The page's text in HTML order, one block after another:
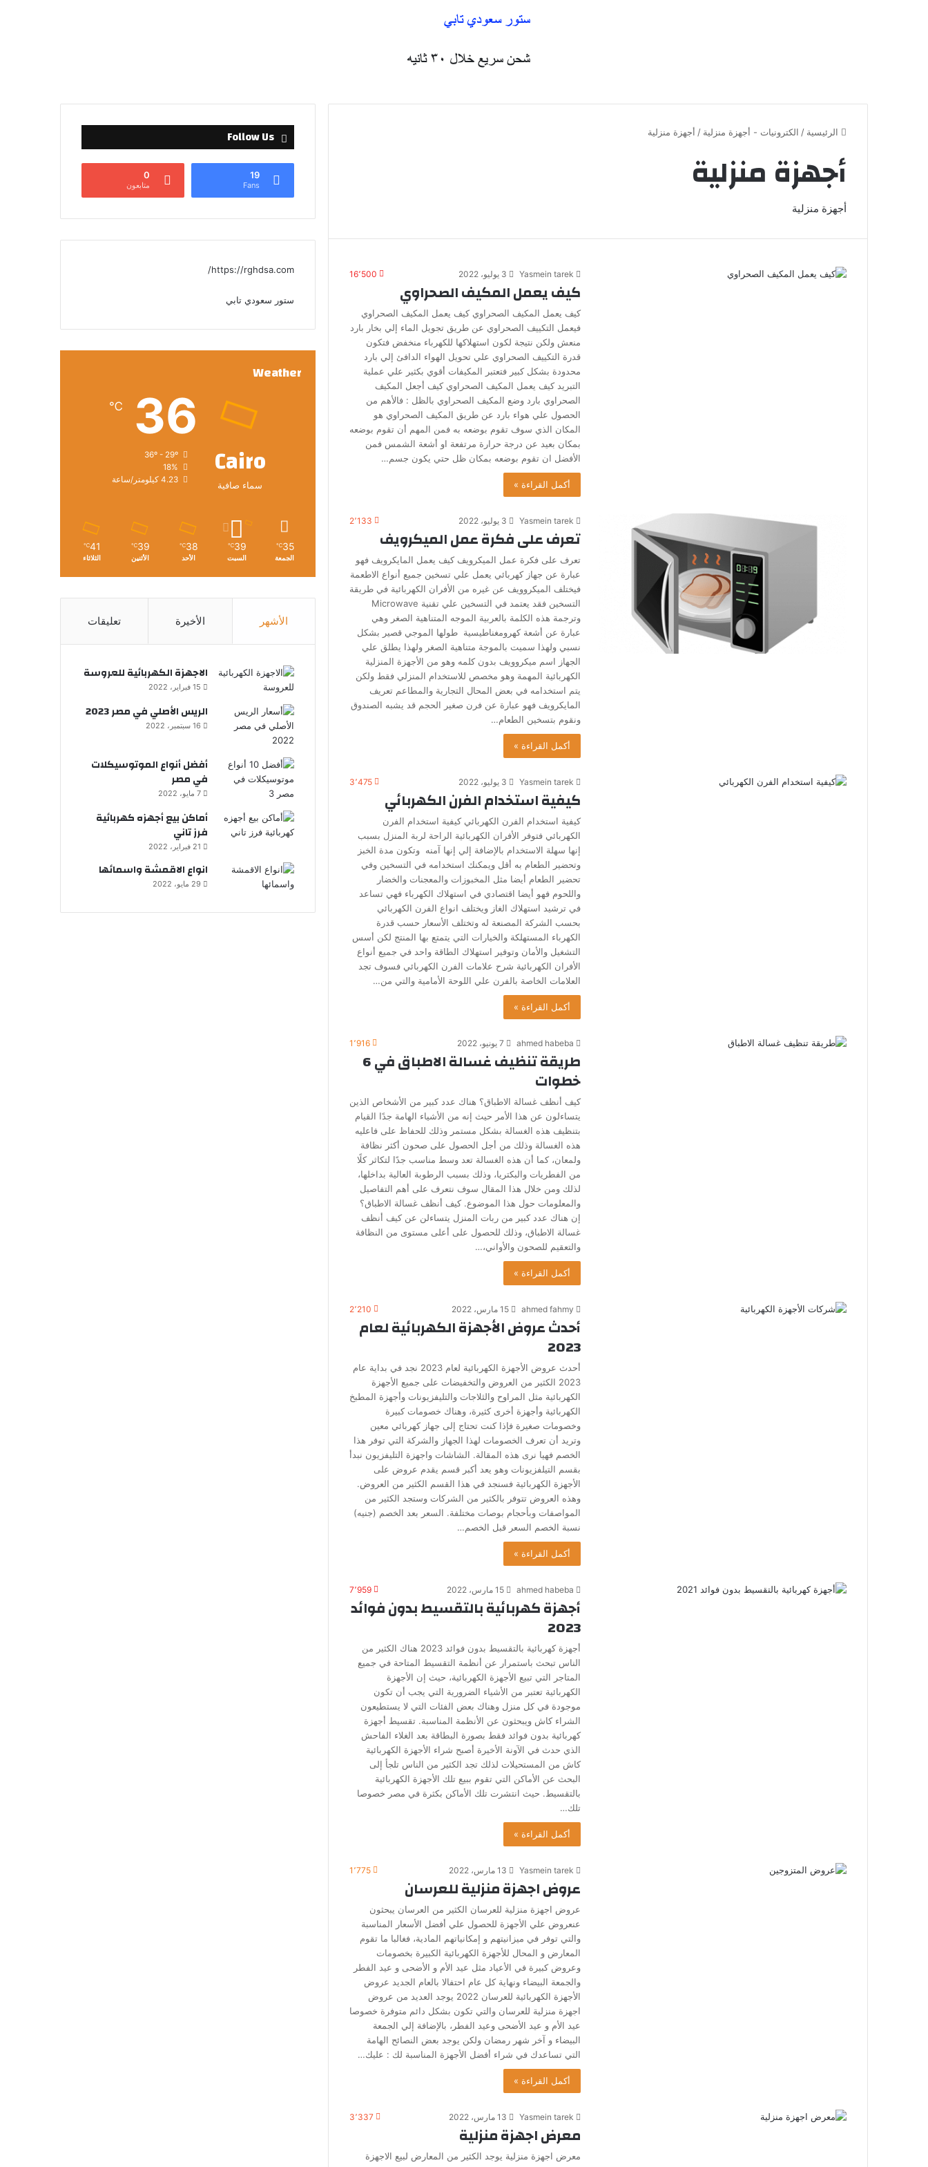
الرئيسية / الكترونيات - أجهزة منزلية / أجهزة منزلية
أجهزة منزلية
أجهزة منزلية
Yasmein tarek 3 يوليو، 2022 16٬500
كيف يعمل المكيف الصحراوي
كيف يعمل المكيف الصحراوي كيف يعمل المكيف الصحراوي
فيعمل التكييف الصحراوي عن طريق تجويل الماء إلي بخار بارد
منعش ولكن نتيجة لكون استهلاكها للكهرباء منخفض فتكون
قدرة التكييف الصحراوي علي تحويل الهواء الدافئ إلي بارد
محدودة بشكل كبير فتعتبر المكيفات أقوي بكثير علي عملية
التبريد كيف يعمل المكيف الصحراوي كيف أجعل المكيف
الصحراوي بارد وضع المكيف الصحراوي بالظل : فالأهم من
الحصول علي هواء بارد عن طريق المكيف الصحراوي هو
المكان الذي سوف تقوم بوضعه به فمن المهم أن تقوم بوضعه
بمكان بعيد عن درجة حرارة مرتفعة او أشعة الشمس فمن
الأفضل ان تقوم بوضعه بمكان ظل حتي يكون جسم…
أكمل القراءة »
Yasmein tarek 3 يوليو، 2022 2٬133
تعرف على فكرة عمل الميكرويف
تعرف على فكرة عمل الميكرويف كيف يعمل المايكرويف فهو
عبارة عن جهاز كهربائي يعمل علي تسخين جميع أنواع الاطعمة
فيختلف الميكروويف عن غيره من الأفران الكهربائية في طريقة
وترجمة هذه الكلمة بالعربية الموجه المتناهية الصغر وهي
عبارة عن أشعة كهرومغناطيسية طولها الموجي قصير بشكل
نسبي ولهذا سميت بالموجة متناهية الصغر ولهذا يطلق علي
الجهاز اسم ميكروويف بدون كلمه وهو من الأجهزة المنزلية
الكهربائية المهمة وهو مخصص للاستخدام المنزلي فقط ولكن
يتم استخدامه في بعض المحال التجارية والمطاعم تعريف
المايكرويف فهو عبارة عن فرن صغير الحجم قد يشبه الصندوق
ونقوم بتسخين الطعام…
أكمل القراءة »
Yasmein tarek 3 يوليو، 2022 3٬475
كيفية استخدام الفرن الكهربائي
كيفية استخدام الفرن الكهربائي كيفية استخدام الفرن
الكهربائي فتوفر الأفران الكهربائية الراحة لربة المنزل بسبب
إنها سهلة الاستخدام بالإضافة إلي إنها آمنه وتكون مدة الخبز
وتحضير الطعام به أقل ويمكنك استخدامه في التسخين وفي
تحضير الطعام أيضا مثل المخبوزات والمعجنات والخضار
واللحوم فهو أيضا اقتصادي في استهلاك الكهرباء فهي تساعد
في ترشيد استهلاك الغاز ويختلف انواع الفرن الكهربائي
بحسب الشركة المصنعة له وتختلف الأسعار حسب قدرة
الكهرباء المستهلكة والخيارات التي يتمتع بها المنتج لكن أسس
التشغيل والأمان وتوفير استهلاك الطاقة واحد في جميع أنواع
الأفران الكهربائية شرح علامات الفرن الكهربائي فسوف تجد
العلامات الخاصة بالفرن علي اللوحة الأمامية والتي من…
أكمل القراءة »
ahmed habeba 7 يونيو، 2022 1٬916
طريقة تنظيف غسالة الاطباق في 6
خطوات
كيف أنظف غسالة الاطباق؟ هناك عدد كبير من الأشخاص الذين
يتساءلون عن هذا الأمر حيث إنه من الأشياء الهامة جدًا القيام
بتنظيف هذه الغسالة بشكل مستمر وذلك للحفاظ على فاعليه
هذه الغسالة وذلك من أجل الحصول على صحون أكثر نظافة
ولمعان، كما أن هذه الغسالة تعد وسط مناسب جدًا لتكاثر كلًا
من الفطريات والبكتريا، وذلك بسبب الرطوبة العالية بداخلها،
لذلك ومن خلال هذا المقال سوف نتعرف على أهم التفاصيل
والمعلومات حول هذا الموضوع. كيف أنظف غسالة الاطباق؟
إن هناك عدد كبير من ربات المنزل يتساءلن عن كيف أنظف
غسالة الاطباق، وذلك للحصول على أعلى مستوى من النظافة
والتعقيم للصحون والأواني،…
أكمل القراءة »
ahmed fahmy 15 مارس، 2022 2٬210
أحدث عروض الأجهزة الكهربائية لعام
2023
أحدث عروض الأجهزة الكهربائية لعام 2023 نجد في بداية عام
2023 الكثير من العروض والتخفيضات على جميع الأجهزة
الكهربائية مثل المراوح والثلاجات والتليفزيونات وأجهزة المطبخ
الكهربائية وأجهزة أخرى كثيرة، وهناك خصومات كبيرة
وخصومات صغيرة فإذا كنت تحتاج إلى جهاز كهربائي معين
وتريد أن تعرف الخصومات لهذا الجهاز والشركة التي توفر هذا
الخصم فهيا نرى هذه المقالة. الشاشات واجهزة التليفزيون نبدأ
بقسم التيلفزيونات وهو يعد أكبر قسم يقدم عروض على
الأجهزة الكهربائية فسنجد في هذا القسم الكثير من العروض.
وهذه العروض تتوفر بالكثير من الشركات وستجد الكثير من
المواصفات وبأحجام بوصات مختلفة. السعر بعد الخصم (جنيه)
نسبة الخصم السعر قبل الخصم…
أكمل القراءة »
ahmed habeba 15 مارس، 2022 7٬959
أجهزة كهربائية بالتقسيط بدون فوائد
2023
أجهزة كهربائية بالتقسيط بدون فوائد 2023 هناك الكثير من
الناس تبحث باستمرار عن أنظمة التقسيط المتاحة في جميع
المتاجر التي تبيع الأجهزة الكهربائية، حيث إن الأجهزة
الكهربائية تعتبر من الأشياء الضرورية التي يجب أن تكون
موجودة في كل منزل وهناك بعض الفئات التي لا يستطيعون
الشراء كاش ويبحثون عن الأنظمة المناسبة. تقسيط أجهزة
كهربائية بدون فوائد فقط بصورة البطاقة بعد الغلاء الفاحش
الذي حدث في الآونة الأخيرة أصبح شراء الأجهزة الكهربائية
كاش من المستحيلات لذلك تجد الكثير من الناس تلجأ إلى
البحث عن الأماكن التي تقوم ببيع تلك الأجهزة الكهربائية
بالتقسيط. حيث انتشرت تلك الأماكن بكثرة في مصر خصوصا
تلك…
أكمل القراءة »
Yasmein tarek 13 مارس، 2022 1٬775
عروض اجهزة منزلية للعرسان
عروض اجهزة منزلية للعرسان الكثير من العرسان يبحثون
عنعروض علي الأجهزة للحصول علي أفضل الأسعار المناسبة
والتي توفر في ميزانيتهم و إمكانياتهم المادية، فغالبا ما تقوم
المعارض و المحال للأجهزة الكهربائية الكبيرة بخصومات
وعروض كبيرة في الأعياد مثل عيد الأم و الأضحى و عيد الفطر
والجمعة البيضاء ونهاية كل عام احتفالا بالعام الجديد عروض
الأجهزة الكهربائية للعرسان 2022 يوجد العديد من عروض
اجهزة منزلية للعرسان والتي تكون بشكل دائم متوفرة خصوصا
عيد الأم و عيد الأضحى وعيد الفطر، بالإضافة إلي الجمعة
البيضاء و آخر شهر رمضان ولكن يوجد بعض النصائح الهامة
التي تساعدك في شراء أفضل الأجهزة المناسبة لك : عليك…
أكمل القراءة »
Yasmein tarek 13 مارس، 2022 3٬337
معرض اجهزة منزلية
معرض اجهزة منزلية يوجد الكثير من المعارض لبيع الاجهزة
Follow Us
19
Fans
0
متابعون
https://rghdsa.com/
ستور سعودي تابي
Weather
Cairo
سماء صافية
36
℃
18%
4.23 كيلومتر/ساعة
35
℃
الجمعة
39
℃
السبت
38
℃
الأحد
39
℃
الأثنين
41
℃
الثلاثاء
الأشهر الأخيرة تعليقات
الاجهزة الكهربائية للعروسة
15 فبراير، 2022
الريس الأصلي في مصر 2023
16 سبتمبر، 2022
أفضل أنواع الموتوسيكلات
في مصر
7 مايو، 2022
أماكن بيع أجهزه كهربائية
فرز تاني
21 فبراير، 2022
انواع الاقمشة واسمائها
29 مايو، 2022